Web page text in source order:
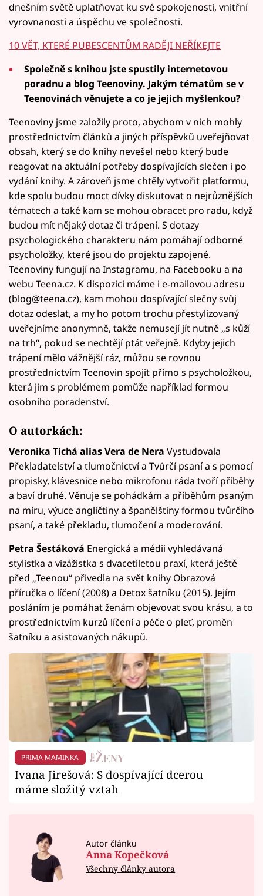
dnešním světě uplatňovat ku své spokojenosti, vnitřní
vyrovnanosti a úspěchu ve společnosti.
10 VĚT, KTERÉ PUBESCENTŮM RADĚJI NEŘÍKEJTE
Společně s knihou jste spustily internetovou
poradnu a blog Teenoviny. Jakým tématům se v
Teenovinách věnujete a co je jejich myšlenkou?
Teenoviny jsme založily proto, abychom v nich mohly
prostřednictvím článků a jiných příspěvků uveřejňovat
obsah, který se do knihy nevešel nebo který bude
reagovat na aktuální potřeby dospívajících slečen i po
vydání knihy. A zároveň jsme chtěly vytvořit platformu,
kde spolu budou moct dívky diskutovat o nejrůznějších
tématech a také kam se mohou obracet pro radu, když
budou mít nějaký dotaz či trápení. S dotazy
psychologického charakteru nám pomáhají odborné
psycholožky, které jsou do projektu zapojené.
Teenoviny fungují na Instagramu, na Facebooku a na
webu Teena.cz. K dispozici máme i e-mailovou adresu
(blog@teena.cz), kam mohou dospívající slečny svůj
dotaz odeslat, a my ho potom trochu přestylizovaný
uveřejníme anonymně, takže nemusejí jít nutně „s kůží
na trh“, pokud se nechtějí ptát veřejně. Kdyby jejich
trápení mělo vážnější ráz, můžou se rovnou
prostřednictvím Teenovin spojit přímo s psycholožkou,
která jim s problémem pomůže například formou
osobního poradenství.
O autorkách:
Veronika Tichá alias Vera de Nera Vystudovala
Překladatelství a tlumočnictví a Tvůrčí psaní a s pomocí
propisky, klávesnice nebo mikrofonu ráda tvoří příběhy
a baví druhé. Věnuje se pohádkám a příběhům psaným
na míru, výuce angličtiny a španělštiny formou tvůrčího
psaní, a také překladu, tlumočení a moderování.
Petra Šestáková Energická a médii vyhledávaná
stylistka a vizážistka s dvacetiletou praxí, která ještě
před „Teenou“ přivedla na svět knihy Obrazová
příručka o líčení (2008) a Detox šatníku (2015). Jejím
posláním je pomáhat ženám objevovat svou krásu, a to
prostřednictvím kurzů líčení a péče o pleť, proměn
šatníku a asistovaných nákupů.
PRIMA MAMINKA
Ivana Jirešová: S dospívající dcerou
máme složitý vztah
Autor článku
Anna Kopečková
Všechny články autora